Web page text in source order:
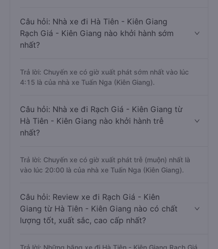
Câu hỏi: Nhà xe đi Hà Tiên - Kiên Giang
Rạch Giá - Kiên Giang nào khởi hành sớm
nhất?
Trả lời: Chuyến xe có giờ xuất phát sớm nhất vào lúc
4:15 là của nhà xe Tuấn Nga (Kiên Giang).
Câu hỏi: Nhà xe đi Rạch Giá - Kiên Giang từ
Hà Tiên - Kiên Giang nào khởi hành trễ
nhất?
Trả lời: Chuyến xe có giờ xuất phát trễ (muộn) nhất là
vào lúc 20:00 là của nhà xe Tuấn Nga (Kiên Giang).
Câu hỏi: Review xe đi Rạch Giá - Kiên
Giang từ Hà Tiên - Kiên Giang nào có chất
lượng tốt, xuất sắc, cao cấp nhất?
Trả lời: Những hãng xe đi Hà Tiên - Kiên Giang Rạch Giá